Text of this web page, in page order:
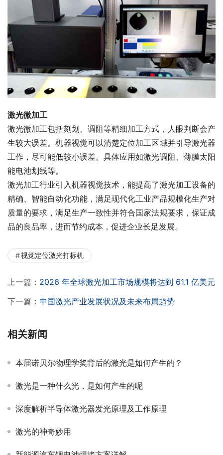
激光微加工
激光微加工包括刻划、调阻等精细加工方式，人眼判断会产
生较大误差。机器视觉可以清楚定位加工区域并引导激光器
工作，尽可能低较小误差。具体应用如激光调阻、薄膜太阳
能电池划线等。
激光加工行业引入机器视觉技术，能提高了激光加工设备的
精确、智能自动化功能，满足现代化工业产品规模化生产对
质量的要求，满足生产一致性并符合国家法规要求，保证成
品的良品率，进而节约成本，促进企业长足发展。
视觉定位激光打标机
上一篇： 2026 年全球激光加工市场规模将达到 61.1 亿美元
下一篇： 中国激光产业发展状况及未来布局趋势
相关新闻
本届诺贝尔物理学奖背后的激光是如何产生的？
激光是一种什么光，是如何产生的呢
深度解析半导体激光器发光原理及工作原理
激光的神奇妙用